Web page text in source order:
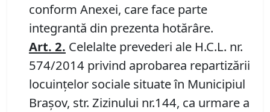
conform Anexei, care face parte
integrantă din prezenta hotărâre.
Art. 2. Celelalte prevederi ale H.C.L. nr.
574/2014 privind aprobarea repartizării
locuinţelor sociale situate în Municipiul
Braşov, str. Zizinului nr.144, ca urmare a